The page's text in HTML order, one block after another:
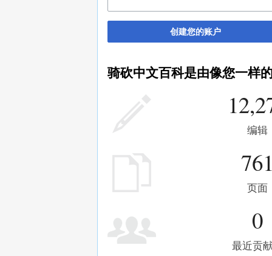
创建您的账户
骑砍中文百科是由像您一样
编辑
页面
0
最近贡